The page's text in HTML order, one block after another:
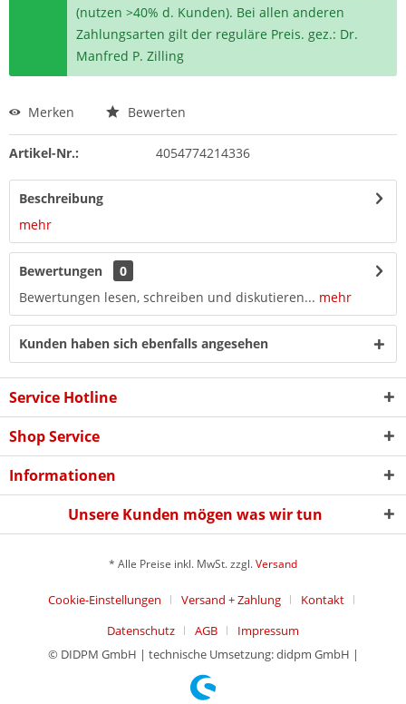
(nutzen >40% d. Kunden). Bei allen anderen
Zahlungsarten gilt der reguläre Preis. gez.: Dr.
Manfred P. Zilling
Merken Bewerten
Artikel-Nr.: 4054774214336
Beschreibung
mehr
Bewertungen
0
Bewertungen lesen, schreiben und diskutieren... mehr
Kunden haben sich ebenfalls angesehen
Service Hotline
Shop Service
Informationen
Unsere Kunden mögen was wir tun
* Alle Preise inkl. MwSt. zzgl.Versand
Cookie-Einstellungen Versand + Zahlung
Kontakt
Datenschutz
AGB
Impressum
© DIDPM GmbH | technische Umsetzung: didpm GmbH |